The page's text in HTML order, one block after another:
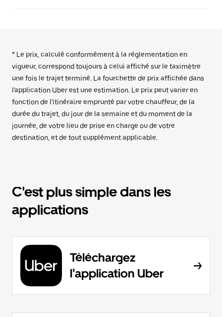
* Le prix, calculé conformément à la réglementation en
vigueur, correspond toujours à celui affiché sur le taximètre
une fois le trajet terminé. La fourchette de prix affichée dans
l'application Uber est une estimation. Le prix peut varier en
fonction de l'itinéraire emprunté par votre chauffeur, de la
durée du trajet, du jour de la semaine et du moment de la
journée, de votre lieu de prise en charge ou de votre
destination, et de tout supplément applicable.
C'est plus simple dans les
applications
Téléchargez
l'application Uber